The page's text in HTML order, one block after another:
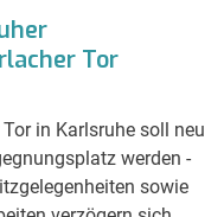
Tor
in Karlsruhe soll neu
werden -
sowie